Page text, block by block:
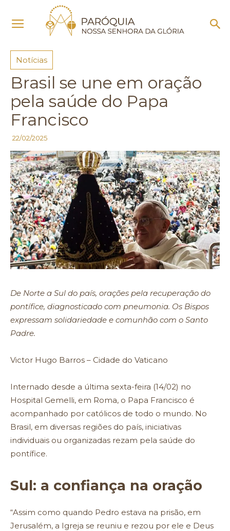
Notícias
Notícias
Brasil se une em oração
pela saúde do Papa
Francisco
22/02/2025
De Norte a Sul do país, orações pela recuperação do
pontífice, diagnosticado com pneumonia. Os Bispos
expressam solidariedade e comunhão com o Santo
Padre.
Victor Hugo Barros – Cidade do Vaticano
Internado desde a última sexta-feira (14/02) no
Hospital Gemelli, em Roma, o Papa Francisco é
acompanhado por católicos de todo o mundo. No
Brasil, em diversas regiões do país, iniciativas
individuais ou organizadas rezam pela saúde do
pontífice.
Sul: a confiança na oração
“Assim como quando Pedro estava na prisão, em
Jerusalém, a Igreja se reuniu e rezou por ele e Deus